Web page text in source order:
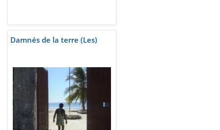
Damnés de la terre (Les)